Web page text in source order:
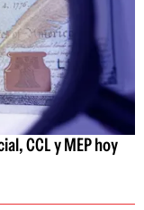
CCL y MEP hoy